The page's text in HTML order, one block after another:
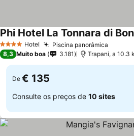
4 EstrelasHotel Piscina panorâmica
Phi Hotel La Tonnara di
8,3 Muito boa 3.181 Trapani, a 10.3
De € 135
Consulte os preços de 10 sites